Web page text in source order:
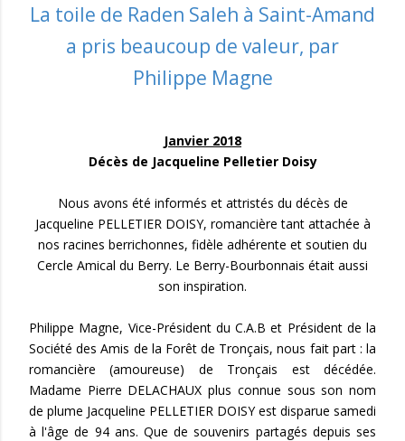
La toile de Raden Saleh à Saint-Amand
a pris beaucoup de valeur, par
Philippe Magne
Janvier 2018
Décès de Jacqueline Pelletier Doisy
Nous avons été informés et attristés du décès de
Jacqueline PELLETIER DOISY, romancière tant attachée à
nos racines berrichonnes, fidèle adhérente et soutien du
Cercle Amical du Berry. Le Berry-Bourbonnais était aussi
son inspiration.
Philippe Magne, Vice-Président du C.A.B et Président de la
Société des Amis de la Forêt de Tronçais, nous fait part : la
romancière (amoureuse) de Tronçais est décédée.
Madame Pierre DELACHAUX plus connue sous son nom
de plume Jacqueline PELLETIER DOISY est disparue samedi
à l'âge de 94 ans. Que de souvenirs partagés depuis ses